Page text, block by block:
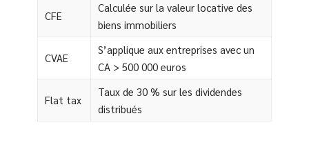
CFE
Calculée sur la valeur locative des
biens immobiliers
CVAE
S’applique aux entreprises avec un
CA > 500 000 euros
Flat tax
Taux de 30 % sur les dividendes
distribués